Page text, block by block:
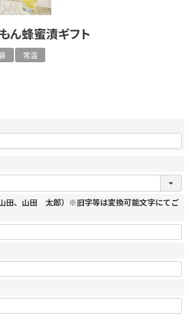
ん蜂蜜漬ギフト
常温
田、山田 太郎）※旧字等は変換可能文字にてご